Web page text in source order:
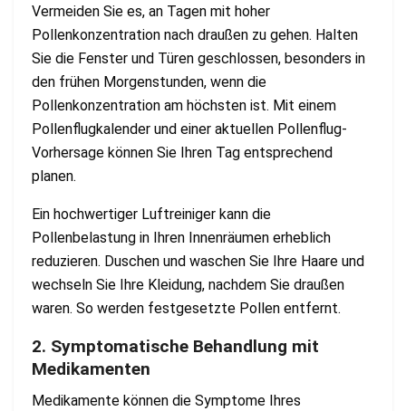
Vermeiden Sie es, an Tagen mit hoher
Pollenkonzentration nach draußen zu gehen. Halten
Sie die Fenster und Türen geschlossen, besonders in
den frühen Morgenstunden, wenn die
Pollenkonzentration am höchsten ist. Mit einem
Pollenflugkalender und einer aktuellen Pollenflug-
Vorhersage können Sie Ihren Tag entsprechend
planen.
Ein hochwertiger Luftreiniger kann die
Pollenbelastung in Ihren Innenräumen erheblich
reduzieren. Duschen und waschen Sie Ihre Haare und
wechseln Sie Ihre Kleidung, nachdem Sie draußen
waren. So werden festgesetzte Pollen entfernt.
2. Symptomatische Behandlung mit
Medikamenten
Medikamente können die Symptome Ihres